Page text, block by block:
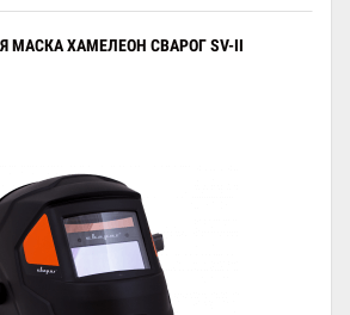
МАСКА ХАМЕЛЕОН СВАРОГ SV-II